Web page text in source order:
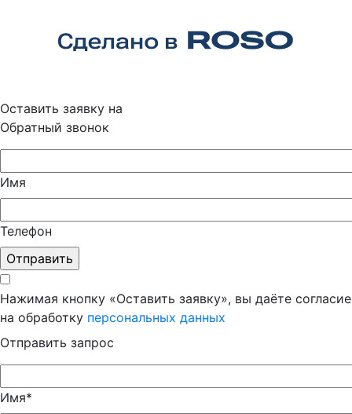
Оставить заявку на
Обратный звонок
Имя
Телефон
Нажимая кнопку «Оставить заявку», вы даёте согласие
на обработку персональных данных
Отправить запрос
Имя*